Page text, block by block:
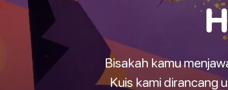
Bisakah kamu
Kuis kami dirancang